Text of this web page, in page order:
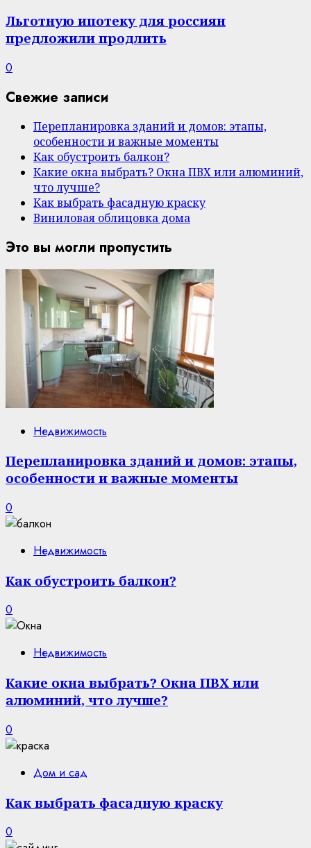
Льготную ипотеку для россиян
предложили продлить
0
Свежие записи
Перепланировка зданий и домов: этапы,
особенности и важные моменты
Как обустроить балкон?
Какие окна выбрать? Окна ПВХ или алюминий,
что лучше?
Как выбрать фасадную краску
Виниловая облицовка дома
Это вы могли пропустить
Недвижимость
Перепланировка зданий и домов: этапы,
особенности и важные моменты
0
Недвижимость
Как обустроить балкон?
0
Недвижимость
Какие окна выбрать? Окна ПВХ или
алюминий, что лучше?
0
Дом и сад
Как выбрать фасадную краску
0